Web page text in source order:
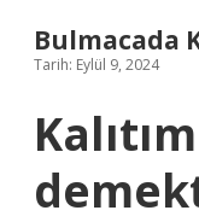
Bulmacada
Tarih: Eylül 9, 2024